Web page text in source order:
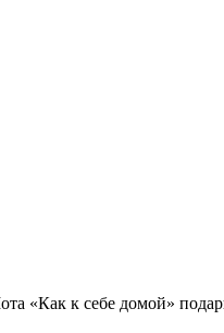
«Как к себе домой»